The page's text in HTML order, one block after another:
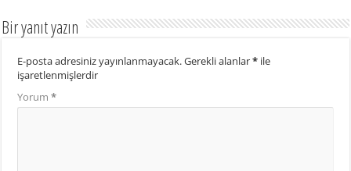
Bir yanıt yazın
E-posta adresiniz yayınlanmayacak.Gerekli alanlar* ile
işaretlenmişlerdir
Yorum*